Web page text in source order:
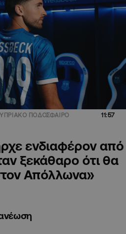
ΠΟΔΟΣΦΑΙΡΟ 11:57
ενδιαφέρον από
ξεκάθαρο ότι θα
Απόλλωνα»